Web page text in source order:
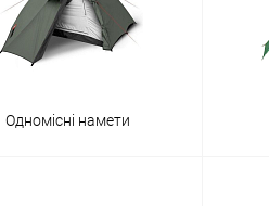
Одномісні намети